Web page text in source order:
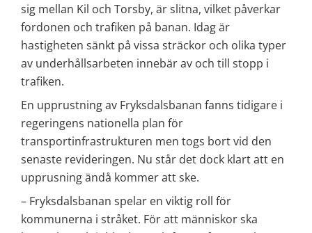
sig mellan Kil och Torsby, är slitna, vilket påverkar
fordonen och trafiken på banan. Idag är
hastigheten sänkt på vissa sträckor och olika typer
av underhållsarbeten innebär av och till stopp i
trafiken.
En upprustning av Fryksdalsbanan fanns tidigare i
regeringens nationella plan för
transportinfrastrukturen men togs bort vid den
senaste revideringen. Nu står det dock klart att en
upprusning ändå kommer att ske.
– Fryksdalsbanan spelar en viktig roll för
kommunerna i stråket. För att människor ska